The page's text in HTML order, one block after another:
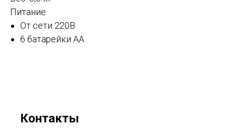
Питание
От сети 220В
6 батарейки АА
Контакты